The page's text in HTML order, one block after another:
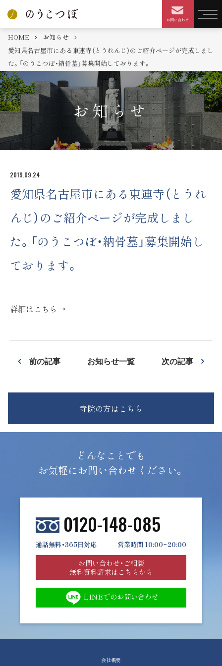
HOME
お知らせ
愛知県名古屋市にある東連寺（とうれんじ）のご紹介ページが完成しまし
た。「のうこつぼ・納骨墓」募集開始しております。
お知らせ
2019.09.24
愛知県名古屋市にある東連寺（とうれ
んじ）のご紹介ページが完成しまし
た。「のうこつぼ・納骨墓」募集開始し
ております。
詳細はこちら→
前の記事 お知らせ一覧 次の記事
寺院の方はこちら
どんなことでも
お気軽にお問い合わせください。
0120-148-085
通話無料・365日対応 営業時間 10:00~20:00
お問い合わせ・ご相談
無料資料請求はこちらから
LINEでのお問い合わせ
会社概要